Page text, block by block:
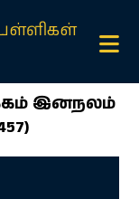
×
இனநலம்